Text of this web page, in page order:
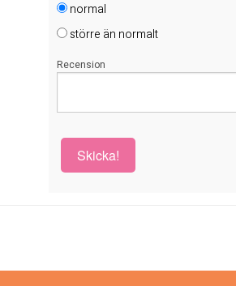
normal
större än normalt
Recension
Skicka!